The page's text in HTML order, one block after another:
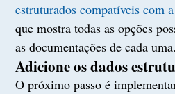
estruturados compatíveis com
que mostra todas as opções
as documentações de cada uma.
Adicione os dados
O próximo passo é